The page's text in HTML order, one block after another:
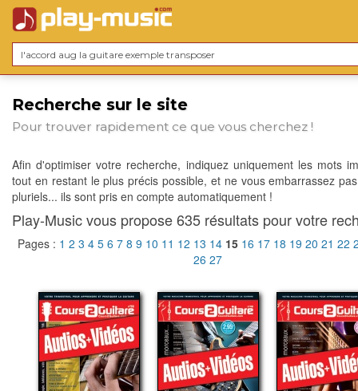
Recherche sur le site
Pour trouver rapidement ce que vous cherchez !
Afin d'optimiser votre recherche, indiquez uniquement les mots
tout en restant le plus précis possible, et ne vous embarrassez
pluriels... ils sont pris en compte automatiquement !
Play-Music vous propose 635 résultats pour votre
Pages : 1 2 3 4 5 6 7 8 9 10 11 12 13 14 15 16 17 18 19 20 21 22
26 27